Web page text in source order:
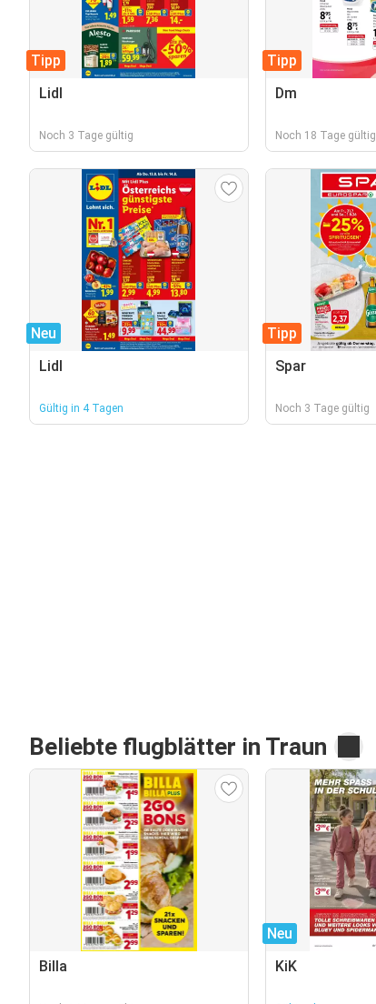
Tipp
Lidl
Noch 3 Tage gültig
Tipp
Dm
Noch 18 Tage gültig
Neu
Lidl
Gültig in 4 Tagen
Tipp
Spar
Noch 3 Tage gültig
Beliebte flugblätter in Traun
Billa
Neu
KiK